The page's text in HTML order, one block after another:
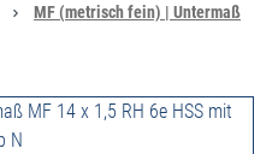
MF (metrisch fein) | Untermaß